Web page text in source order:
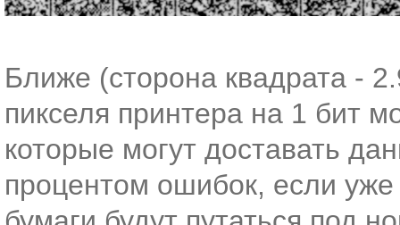
Ближе (сторона квадрата -
пикселя принтера на 1 бит
которые могут доставать
процентом ошибок, если